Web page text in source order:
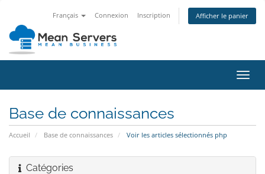
Français Connexion Inscription Afficher le panier
la
Base de connaissances
Accueil Base de connaissances Voir les articles sélectionnés php
Catégories